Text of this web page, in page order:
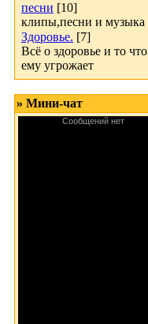
песни [10]
клипы,песни и музыка
Здоровье. [7]
Всё о здоровье и то что
ему угрожает
» Мини-чат